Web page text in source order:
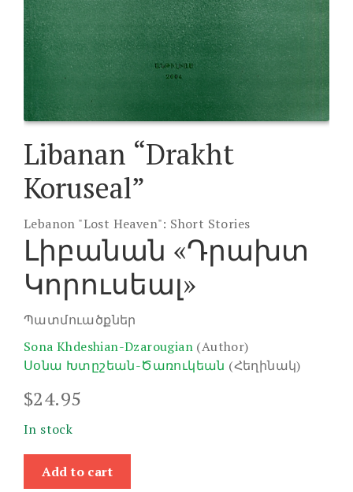
Libanan “Drakht
Koruseal”
Lebanon "Lost Heaven": Short Stories
Լիբանան «Դրախտ
Կորուսեալ»
Պատմուածքներ
Sona Khdeshian-Dzarougian (Author)
Սօնա Խտըշեան-Ծառուկեան (Հեղինակ)
$24.95
In stock
Libanan
"Drakht
Add to cart